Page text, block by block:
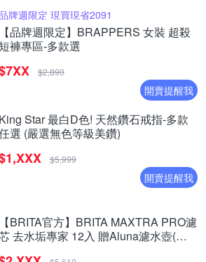
牌週限定 現買現省2091
【品牌週限定】BRAPPERS 女裝 超殺
褲專區-多款選
$2,890
開賣提醒我
King Star 最白D色! 天然鑽石戒指-多款
選 (嚴選無色等級美鑽)
$5,999
開賣提醒我
【BRITA官方】BRITA MAXTRA PRO濾
去水垢專家 12入 贈Aluna濾水壺(含1